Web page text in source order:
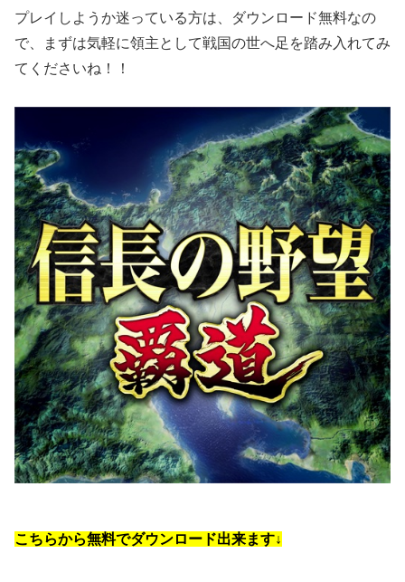
プレイしようか迷っている方は、ダウンロード無料なの
で、まずは気軽に領主として戦国の世へ足を踏み入れてみ
てくださいね！！
こちらから無料でダウンロード出来ます↓